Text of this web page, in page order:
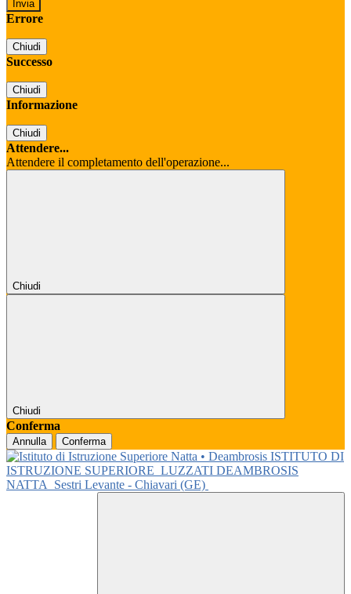
Errore
Chiudi
Successo
Chiudi
Informazione
Chiudi
Attendere...
Attendere il completamento dell'operazione...
Chiudi
Chiudi
Conferma
Annulla Conferma
ISTITUTO DI
ISTRUZIONE SUPERIORE LUZZATI DEAMBROSIS
NATTA
Sestri Levante - Chiavari (GE)